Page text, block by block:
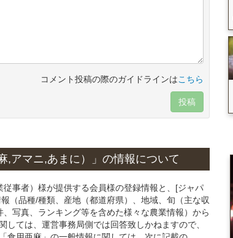
コメント投稿の際のガイドラインはこちら
投稿
,アマニ,あまに）」の情報について
事者）様が提供する会員様の登録情報と、[ジャパ
（品種/種類、産地（都道府県）、地域、旬（主な収
写真、ランキング等を含めた様々な農業情報）から
ては、運営事務局側では回答致しかねますので、